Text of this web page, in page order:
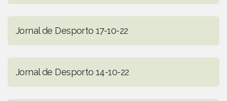
Jornal de Desporto 17-10-22
Jornal de Desporto 14-10-22